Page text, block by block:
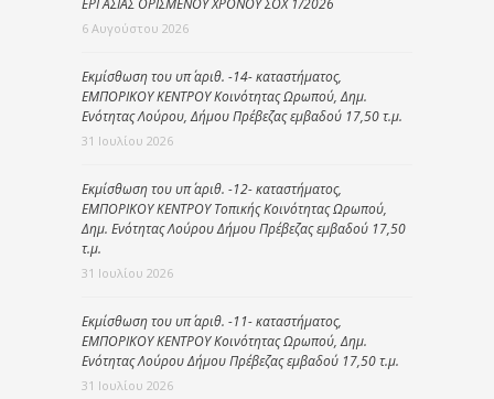
6 Αυγούστου 2026
Εκμίσθωση του υπ΄ αριθ. -14- καταστήματος,
ΕΜΠΟΡΙΚΟΥ ΚΕΝΤΡΟΥ Κοινότητας Ωρωπού, Δημ.
Ενότητας Λούρου, Δήμου Πρέβεζας εμβαδού 17,50 τ.μ.
31 Ιουλίου 2026
Εκμίσθωση του υπ΄ αριθ. -12- καταστήματος,
ΕΜΠΟΡΙΚΟΥ ΚΕΝΤΡΟΥ Τοπικής Κοινότητας Ωρωπού,
Δημ. Ενότητας Λούρου Δήμου Πρέβεζας εμβαδού 17,50
τ.μ.
31 Ιουλίου 2026
Εκμίσθωση του υπ΄ αριθ. -11- καταστήματος,
ΕΜΠΟΡΙΚΟΥ ΚΕΝΤΡΟΥ Κοινότητας Ωρωπού, Δημ.
Ενότητας Λούρου Δήμου Πρέβεζας εμβαδού 17,50 τ.μ.
31 Ιουλίου 2026